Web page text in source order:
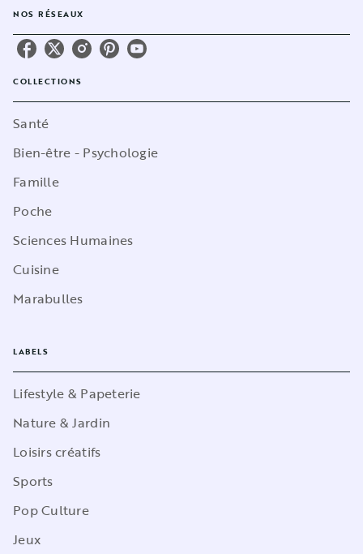
NOS RÉSEAUX
COLLECTIONS
Santé
Bien-être - Psychologie
Famille
Poche
Sciences Humaines
Cuisine
Marabulles
LABELS
Lifestyle & Papeterie
Nature & Jardin
Loisirs créatifs
Sports
Pop Culture
Jeux